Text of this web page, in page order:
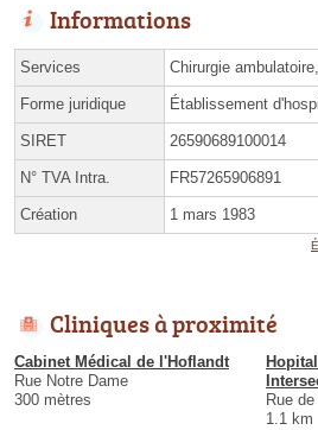
Informations
Services Chirurgie
Forme juridique Établissement
SIRET 26590689100014
N° TVA Intra. FR57265906891
Création 1 mars 1983
Cliniques à proximité
Cabinet Médical de l'Hoflandt
Rue Notre Dame
300 mètres
Rue
1.1 km